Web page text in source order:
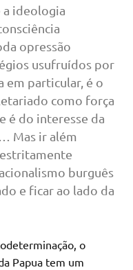
a ideologia
opressão
usufruídos por
em particular, é o
como força
é do interesse da
Mas ir além
burguês
e ficar ao lado da
o
Papua tem um